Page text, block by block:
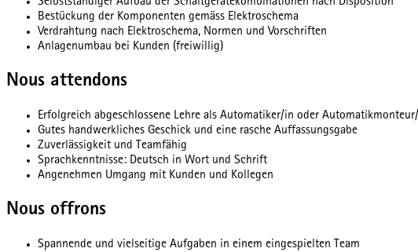
Bestückung der Komponenten gemäss Elektroschema
Verdrahtung nach Elektroschema, Normen und Vorschriften
Anlagenumbau bei Kunden (freiwillig)
Nous attendons
Erfolgreich abgeschlossene Lehre als Automatiker/in oder
Gutes handwerkliches Geschick und eine rasche Auffassungsgabe
Zuverlässigkeit und Teamfähig
Sprachkenntnisse: Deutsch in Wort und Schrift
Angenehmen Umgang mit Kunden und Kollegen
Nous offrons
Spannende und vielseitige Aufgaben in einem eingespielten Team